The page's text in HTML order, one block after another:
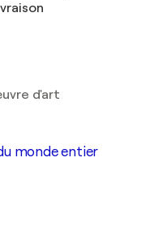
d'art
monde entier